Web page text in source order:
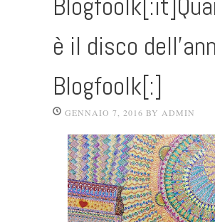
è il disco
Blogfoolk[:]
GENNAIO 7, 2016 BY ADMIN